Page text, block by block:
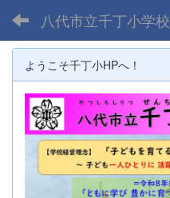
八代市立千丁小学校
ようこそ千丁小HPへ！